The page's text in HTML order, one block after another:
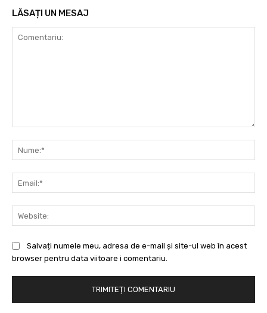
LĂSAȚI UN MESAJ
Salvați numele meu, adresa de e-mail și site-ul web în acest
browser pentru data viitoare i comentariu.